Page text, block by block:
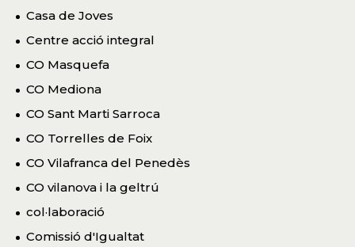
Casa de Joves
Centre acció integral
CO Masquefa
CO Mediona
CO Sant Marti Sarroca
CO Torrelles de Foix
CO Vilafranca del Penedès
CO vilanova i la geltrú
col·laboració
Comissió d'Igualtat